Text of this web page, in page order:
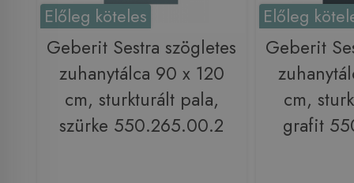
Előleg köteles
Geberit Sestra szögletes
zuhanytálca 90 x 120
cm, sturkturált pala,
szürke 550.265.00.2
Előleg
Geberit
cm,
grafit